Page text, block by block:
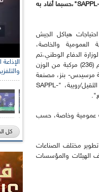
الجزائرية لصناعة الوزن الثقيل/ رويبة "SAPPL-MB"،حسبما أفاد به
هياكل الجيش
العمومية والخاصة،
الدفاع الوطني،تم
هذا الأربعاء 5 ماي 2021، بالرويبة، تسليم (236) مركبة من الوزن
مرسيدس- بنز، مصنعة
من طرف الشركة الجزائرية لصناعة الوزن الثقيل/رويبة، "SAPPL-
عمومية وخاصة، حسب
مختلف الصناعات
الهيئات والمؤسسات
كل